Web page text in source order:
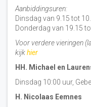
Aanbiddingsuren:
Dinsdag van 9.15 tot
Donderdag van 19.15
Voor verdere vieringen
kijkhier
HH. Michael en
Dinsdag 10:00 uur,
H. Nicolaas Eemnes